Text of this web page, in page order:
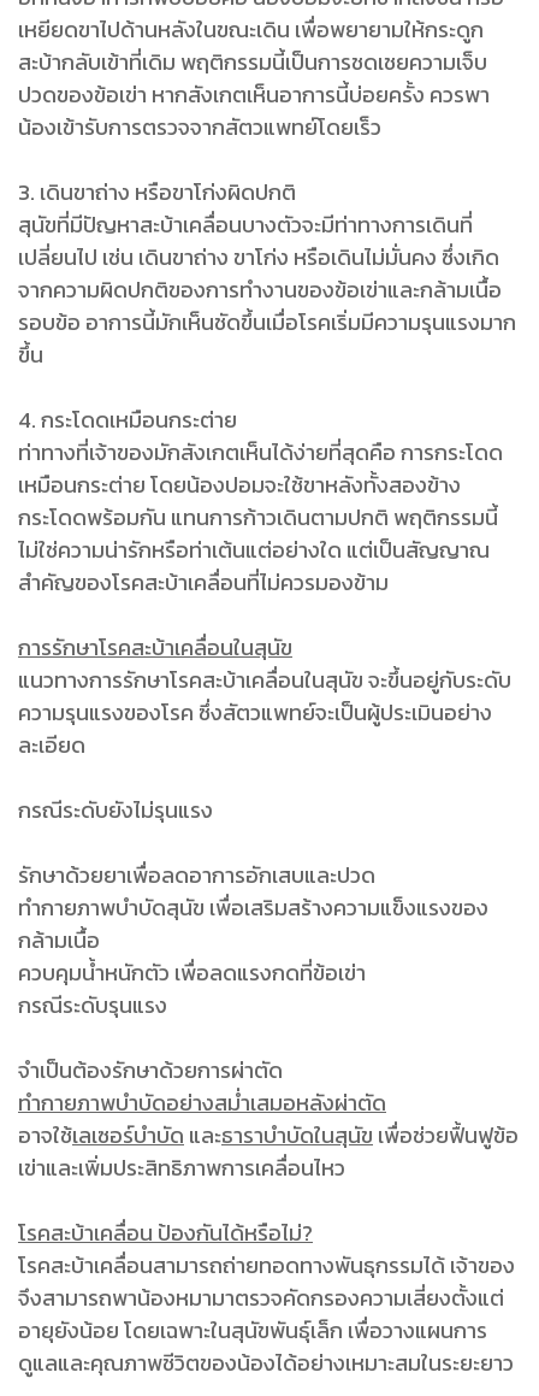
เหยียดขาไปด้านหลังในขณะเดิน เพื่อพยายามให้กระดูก
สะบ้ากลับเข้าที่เดิม พฤติกรรมนี้เป็นการชดเชยความเจ็บ
ปวดของข้อเข่า หากสังเกตเห็นอาการนี้บ่อยครั้ง ควรพา
น้องเข้ารับการตรวจจากสัตวแพทย์โดยเร็ว
3. เดินขาถ่าง หรือขาโก่งผิดปกติ
สุนัขที่มีปัญหาสะบ้าเคลื่อนบางตัวจะมีท่าทางการเดินที่
เปลี่ยนไป เช่น เดินขาถ่าง ขาโก่ง หรือเดินไม่มั่นคง ซึ่งเกิด
จากความผิดปกติของการทำงานของข้อเข่าและกล้ามเนื้อ
รอบข้อ อาการนี้มักเห็นชัดขึ้นเมื่อโรคเริ่มมีความรุนแรงมาก
ขึ้น
4. กระโดดเหมือนกระต่าย
ท่าทางที่เจ้าของมักสังเกตเห็นได้ง่ายที่สุดคือ การกระโดด
เหมือนกระต่าย โดยน้องปอมจะใช้ขาหลังทั้งสองข้าง
กระโดดพร้อมกัน แทนการก้าวเดินตามปกติ พฤติกรรมนี้
ไม่ใช่ความน่ารักหรือท่าเต้นแต่อย่างใด แต่เป็นสัญญาณ
สำคัญของโรคสะบ้าเคลื่อนที่ไม่ควรมองข้าม
การรักษาโรคสะบ้าเคลื่อนในสุนัข
แนวทางการรักษาโรคสะบ้าเคลื่อนในสุนัข จะขึ้นอยู่กับระดับ
ความรุนแรงของโรค ซึ่งสัตวแพทย์จะเป็นผู้ประเมินอย่าง
ละเอียด
กรณีระดับยังไม่รุนแรง
รักษาด้วยยาเพื่อลดอาการอักเสบและปวด
ทำกายภาพบำบัดสุนัข เพื่อเสริมสร้างความแข็งแรงของ
กล้ามเนื้อ
ควบคุมน้ำหนักตัว เพื่อลดแรงกดที่ข้อเข่า
กรณีระดับรุนแรง
จำเป็นต้องรักษาด้วยการผ่าตัด
ทำกายภาพบำบัดอย่างสม่ำเสมอหลังผ่าตัด
อาจใช้เลเซอร์บำบัด และธาราบำบัดในสุนัข เพื่อช่วยฟื้นฟูข้อ
เข่าและเพิ่มประสิทธิภาพการเคลื่อนไหว
โรคสะบ้าเคลื่อน ป้องกันได้หรือไม่?
โรคสะบ้าเคลื่อนสามารถถ่ายทอดทางพันธุกรรมได้ เจ้าของ
จึงสามารถพาน้องหมามาตรวจคัดกรองความเสี่ยงตั้งแต่
อายุยังน้อย โดยเฉพาะในสุนัขพันธุ์เล็ก เพื่อวางแผนการ
ดูแลและคุณภาพชีวิตของน้องได้อย่างเหมาะสมในระยะยาว